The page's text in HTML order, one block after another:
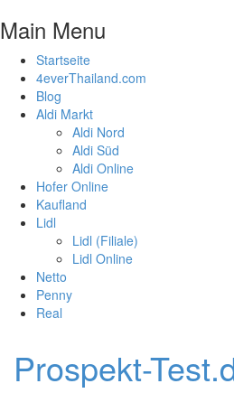
Main Menu
Startseite
4everThailand.com
Blog
Aldi Markt
Aldi Nord
Aldi Süd
Aldi Online
Hofer Online
Kaufland
Lidl
Lidl (Filiale)
Lidl Online
Netto
Penny
Real
Prospekt-